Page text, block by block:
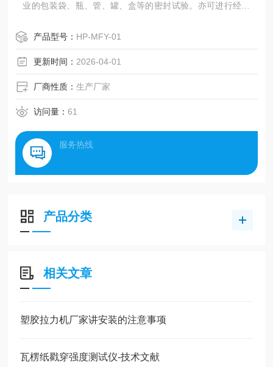
业的包装袋、瓶、管、罐、盒等的密封试验。亦可进行经跌
产品型号： HP-MFY-01
更新时间： 2026-04-01
厂商性质：生产厂家
访问量：61
服务热线
产品分类
相关文章
塑胶拉力机厂家讲安装的注意事项
瓦楞纸戳穿强度测试仪-技术文献